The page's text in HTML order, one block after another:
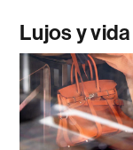
Lujos y